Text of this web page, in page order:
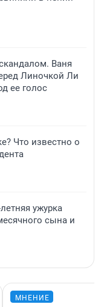
Ваня
Линочкой Ли
ее голос
Что известно о
ужурка
сына и
МНЕНИЕ